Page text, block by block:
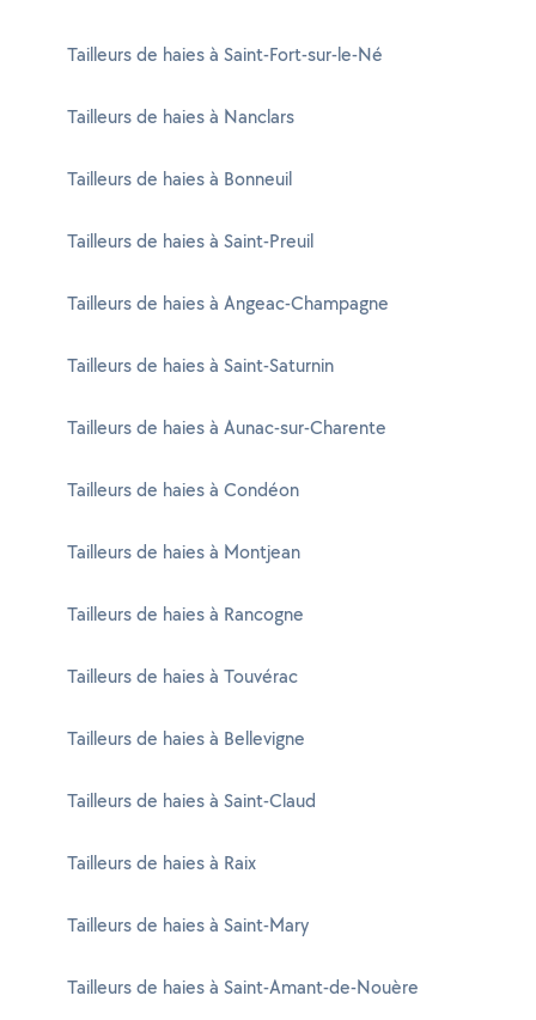
Tailleurs de haies à Saint-Fort-sur-le-Né
Tailleurs de haies à Nanclars
Tailleurs de haies à Bonneuil
Tailleurs de haies à Saint-Preuil
Tailleurs de haies à Angeac-Champagne
Tailleurs de haies à Saint-Saturnin
Tailleurs de haies à Aunac-sur-Charente
Tailleurs de haies à Condéon
Tailleurs de haies à Montjean
Tailleurs de haies à Rancogne
Tailleurs de haies à Touvérac
Tailleurs de haies à Bellevigne
Tailleurs de haies à Saint-Claud
Tailleurs de haies à Raix
Tailleurs de haies à Saint-Mary
Tailleurs de haies à Saint-Amant-de-Nouère